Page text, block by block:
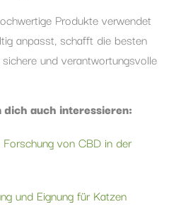
Produkte verwendet
anpasst, schafft die besten
und verantwortungsvolle
auch interessieren:
von CBD in der
und Eignung für Katzen